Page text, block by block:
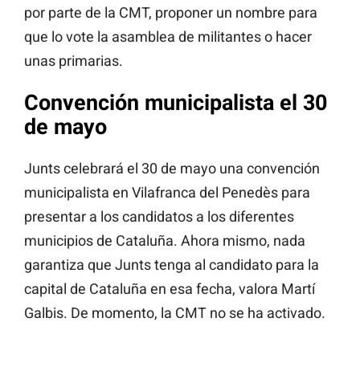
por parte de la CMT, proponer un nombre para
que lo vote la asamblea de militantes o hacer
unas primarias.
Convención municipalista el 30
de mayo
Junts celebrará el 30 de mayo una convención
municipalista en Vilafranca del Penedès para
presentar a los candidatos a los diferentes
municipios de Cataluña. Ahora mismo, nada
garantiza que Junts tenga al candidato para la
capital de Cataluña en esa fecha, valora Martí
Galbis. De momento, la CMT no se ha activado.